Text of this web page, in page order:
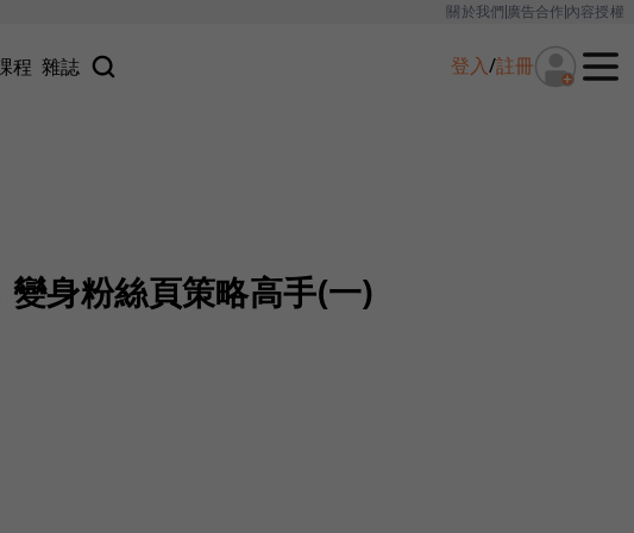
關於我們廣告合作內容授權
程 雜誌 登入/註冊
變身粉絲頁策略高手(一)